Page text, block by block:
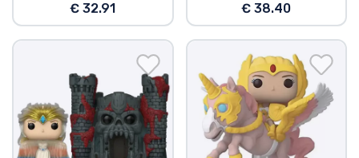
€ 32.91 € 38.40